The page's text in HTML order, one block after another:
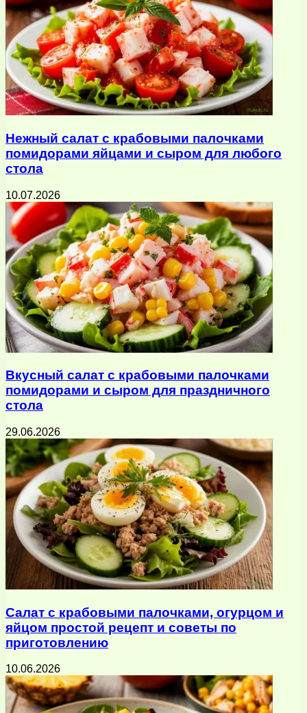
Нежный салат с крабовыми палочками
помидорами яйцами и сыром для любого
стола
10.07.2026
Вкусный салат с крабовыми палочками
помидорами и сыром для праздничного
стола
29.06.2026
Салат с крабовыми палочками, огурцом и
яйцом простой рецепт и советы по
приготовлению
10.06.2026